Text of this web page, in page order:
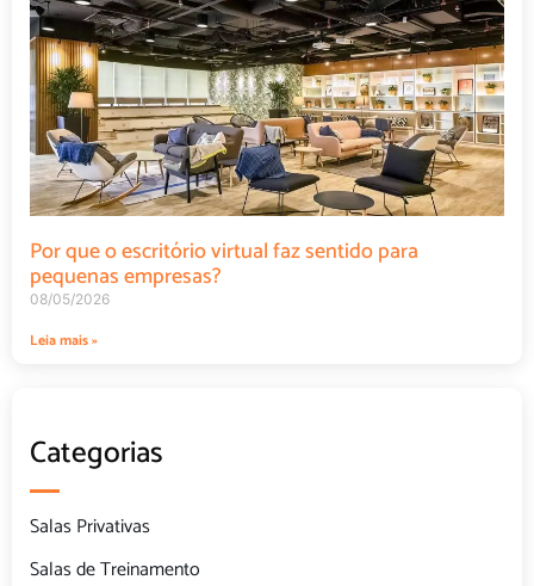
Por que o escritório virtual faz sentido para
pequenas empresas?
08/05/2026
Leia mais »
Categorias
Salas Privativas
Salas de Treinamento